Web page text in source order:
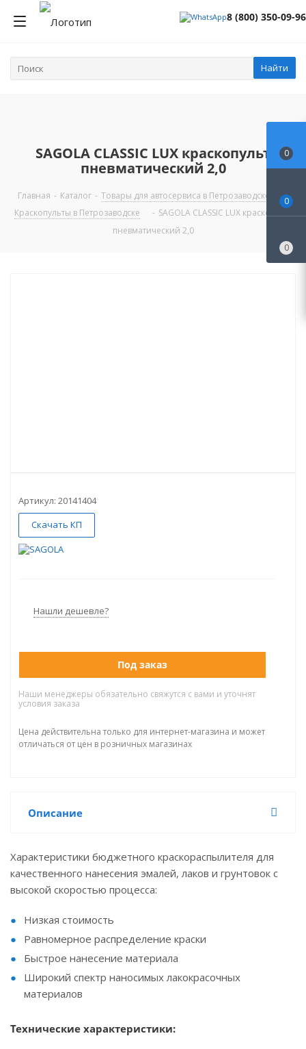
8 (800) 350-09-96
Найти
SAGOLA CLASSIC LUX краскопульт
пневматический 2,0
Главная - Каталог - Товары для автосервиса в Петрозаводске
-
Краскопульты в Петрозаводске
- SAGOLA CLASSIC LUX краскопульт
пневматический 2,0
Артикул: 20141404
Скачать КП
Нашли дешевле?
Под заказ
Наши менеджеры обязательно свяжутся с вами и уточнят
условия заказа
Цена действительна только для интернет-магазина и может
отличаться от цен в розничных магазинах
Описание
Характеристики бюджетного краскораспылителя для
качественного нанесения эмалей, лаков и грунтовок с
высокой скоростью процесса:
Низкая стоимость
Равномерное распределение краски
Быстрое нанесение материала
Широкий спектр наносимых лакокрасочных
материалов
Технические характеристики:
0
0
0